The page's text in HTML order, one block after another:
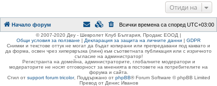
Отиди на
Начало форум Всички времена са според UTC+03:00
© 2007-2020 Деу - Шевролет Клуб България, Продакс ЕООД |
Общи условия за ползване | Декларация за защита на личните данни | GDPR
Снимки и текстове оттук не могат да бъдат копирани или препредавани под каквато и
да форма, освен чрез хипервръзка (линк) към съответната публикация или с изричното
съгласие на администратор!
Регистранта на домейна, администраторите, глобалните модератори и
модераторите не носят отговорност за мненията в постовете на потребителите на
форума и сайта.
Стил от support forum tricolor, Поддържано от phpBB® Forum Software © phpBB Limited
Превод от Денис Иванов